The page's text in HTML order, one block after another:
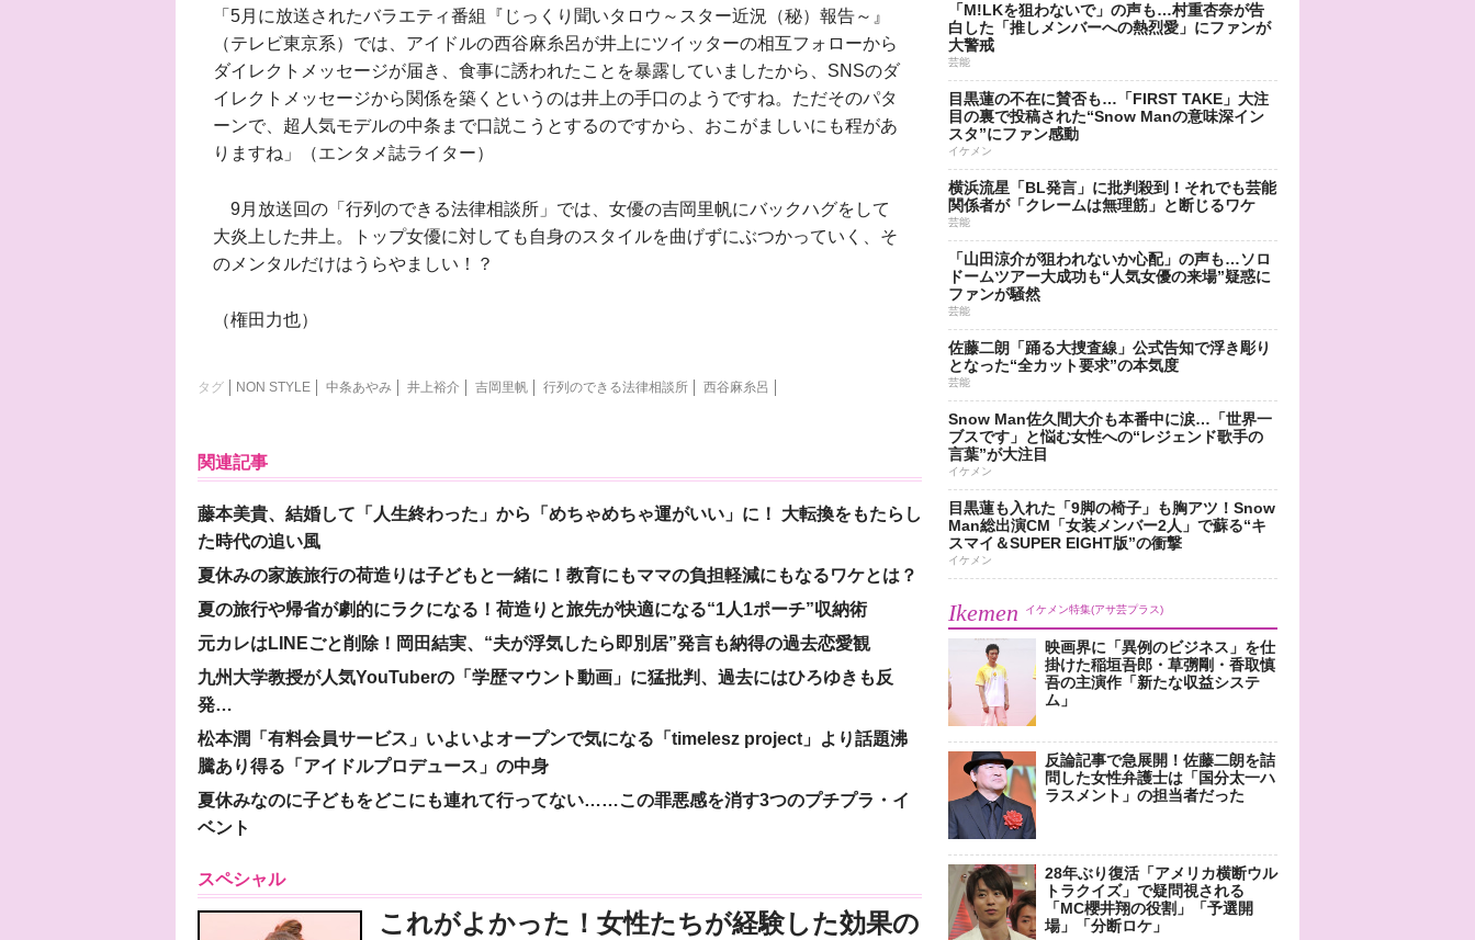
「5月に放送されたバラエティ番組『じっくり聞いタロウ～スター近況（秘）報告～』
（テレビ東京系）では、アイドルの西谷麻糸呂が井上にツイッターの相互フォローから
ダイレクトメッセージが届き、食事に誘われたことを暴露していましたから、SNSのダ
イレクトメッセージから関係を築くというのは井上の手口のようですね。ただそのパタ
ーンで、超人気モデルの中条まで口説こうとするのですから、おこがましいにも程があ
りますね」（エンタメ誌ライター）
9月放送回の「行列のできる法律相談所」では、女優の吉岡里帆にバックハグをして
大炎上した井上。トップ女優に対しても自身のスタイルを曲げずにぶつかっていく、そ
のメンタルだけはうらやましい！？
（権田力也）
タグ NON STYLE 中条あやみ 井上裕介 吉岡里帆 行列のできる法律相談所 西谷麻糸呂
関連記事
藤本美貴、結婚して「人生終わった」から「めちゃめちゃ運がいい」に！ 大転換をもたらし
た時代の追い風
夏休みの家族旅行の荷造りは子どもと一緒に！教育にもママの負担軽減にもなるワケとは？
夏の旅行や帰省が劇的にラクになる！荷造りと旅先が快適になる“1人1ポーチ”収納術
元カレはLINEごと削除！岡田結実、“夫が浮気したら即別居”発言も納得の過去恋愛観
九州大学教授が人気YouTuberの「学歴マウント動画」に猛批判、過去にはひろゆきも反
発…
松本潤「有料会員サービス」いよいよオープンで気になる「timelesz project」より話題沸
騰あり得る「アイドルプロデュース」の中身
夏休みなのに子どもをどこにも連れて行ってない……この罪悪感を消す3つのプチプラ・イ
ベント
スペシャル
これがよかった！女性たちが経験した効果の
「M!LKを狙わないで」の声も…村重杏奈が告
白した「推しメンバーへの熱烈愛」にファンが
大警戒
芸能
目黒蓮の不在に賛否も…「FIRST TAKE」大注
目の裏で投稿された“Snow Manの意味深イン
スタ”にファン感動
イケメン
横浜流星「BL発言」に批判殺到！それでも芸能
関係者が「クレームは無理筋」と断じるワケ
芸能
「山田涼介が狙われないか心配」の声も…ソロ
ドームツアー大成功も“人気女優の来場”疑惑に
ファンが騒然
芸能
佐藤二朗「踊る大捜査線」公式告知で浮き彫り
となった“全カット要求”の本気度
芸能
Snow Man佐久間大介も本番中に涙…「世界一
ブスです」と悩む女性への“レジェンド歌手の
言葉”が大注目
イケメン
目黒蓮も入れた「9脚の椅子」も胸アツ！Snow
Man総出演CM「女装メンバー2人」で蘇る“キ
スマイ＆SUPER EIGHT版”の衝撃
イケメン
Ikemen イケメン特集(アサ芸プラス)
映画界に「異例のビジネス」を仕
掛けた稲垣吾郎・草彅剛・香取慎
吾の主演作「新たな収益システ
ム」
反論記事で急展開！佐藤二朗を詰
問した女性弁護士は「国分太一ハ
ラスメント」の担当者だった
28年ぶり復活「アメリカ横断ウル
トラクイズ」で疑問視される
「MC櫻井翔の役割」「予選開
場」「分断ロケ」